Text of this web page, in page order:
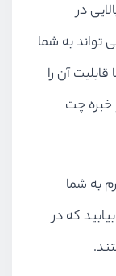
در
به شما
آن را
خبره چت
به شما
که در